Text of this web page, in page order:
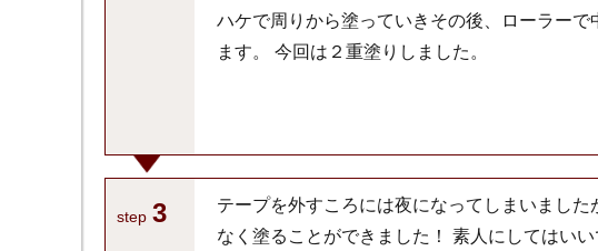
ハケで周りから塗っていきその後、ローラーで
ます。 今回は２重塗りしました。
step 3
テープを外すころには夜になってしまいました
なく塗ることができました！ 素人にしてはい